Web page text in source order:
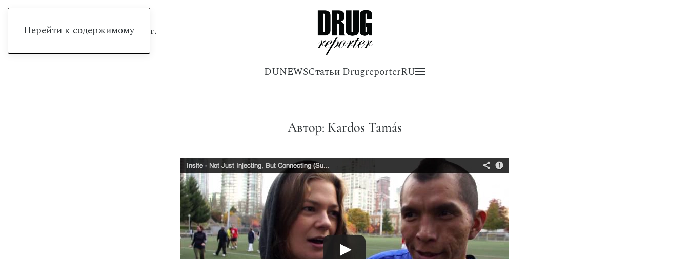
Перейти к содержимому
пятница, 7 августа 2026 г.
DUNEWSСтатьи DrugreporterRU
Автор: Kardos Tamás